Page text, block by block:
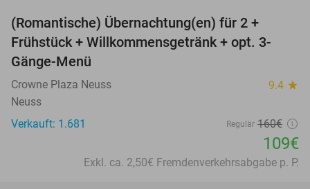
(Romantische) Übernachtung(en) für 2 +
Frühstück + Willkommensgetränk + opt. 3-
Gänge-Menü
Crowne Plaza Neuss 9.4 star
Neuss
Verkauft: 1.681
Regulär 160€
109€
Exkl. ca. 2,50€ Fremdenverkehrsabgabe p. P.